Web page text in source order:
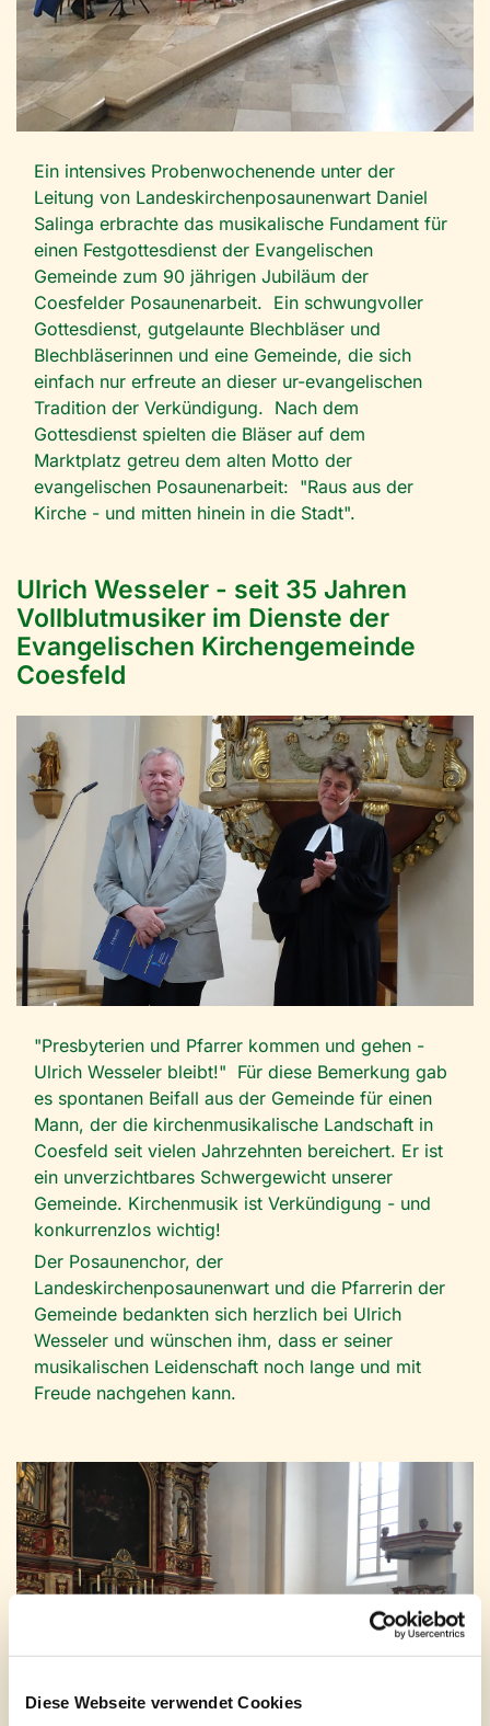
Diese Webseite verwendet Cookies
Ein intensives Probenwochenende unter der
Leitung von Landeskirchenposaunenwart Daniel
Salinga erbrachte das musikalische Fundament für
einen Festgottesdienst der Evangelischen
Gemeinde zum 90 jährigen Jubiläum der
Coesfelder Posaunenarbeit. Ein schwungvoller
Gottesdienst, gutgelaunte Blechbläser und
Blechbläserinnen und eine Gemeinde, die sich
einfach nur erfreute an dieser ur-evangelischen
Tradition der Verkündigung. Nach dem
Gottesdienst spielten die Bläser auf dem
Marktplatz getreu dem alten Motto der
evangelischen Posaunenarbeit: "Raus aus der
Kirche - und mitten hinein in die Stadt".
Ulrich Wesseler - seit 35 Jahren
Vollblutmusiker im Dienste der
Evangelischen Kirchengemeinde
Coesfeld
"Presbyterien und Pfarrer kommen und gehen -
Ulrich Wesseler bleibt!" Für diese Bemerkung gab
es spontanen Beifall aus der Gemeinde für einen
Mann, der die kirchenmusikalische Landschaft in
Coesfeld seit vielen Jahrzehnten bereichert. Er ist
ein unverzichtbares Schwergewicht unserer
Gemeinde. Kirchenmusik ist Verkündigung - und
konkurrenzlos wichtig!
Der Posaunenchor, der
Landeskirchenposaunenwart und die Pfarrerin der
Gemeinde bedankten sich herzlich bei Ulrich
Wesseler und wünschen ihm, dass er seiner
musikalischen Leidenschaft noch lange und mit
Freude nachgehen kann.